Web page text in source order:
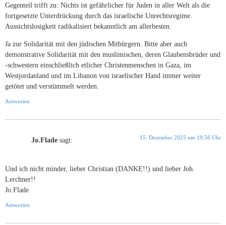
Gegenteil trifft zu: Nichts ist gefährlicher für Juden in aller Welt als die
fortgesetzte Unterdrückung durch das israelische Unrechtsregime.
Aussichtslosigkeit radikalisiert bekanntlich am allerbesten.
Ja zur Solidarität mit den jüdischen Mitbürgern. Bitte aber auch
demonstrative Solidarität mit den muslimischen, deren Glaubensbrüder und
-schwestern einschließlich etlicher Christenmenschen in Gaza, im
Westjordanland und im Libanon von israelischer Hand immer weiter
getötet und verstümmelt werden.
Antworten
Jo.Flade sagt: 15. Dezember 2025 um 19:56 Uhr
Und ich nicht minder, lieber Christian (DANKE!!) und lieber Joh.
Lerchner!!
Jo.Flade
Antworten